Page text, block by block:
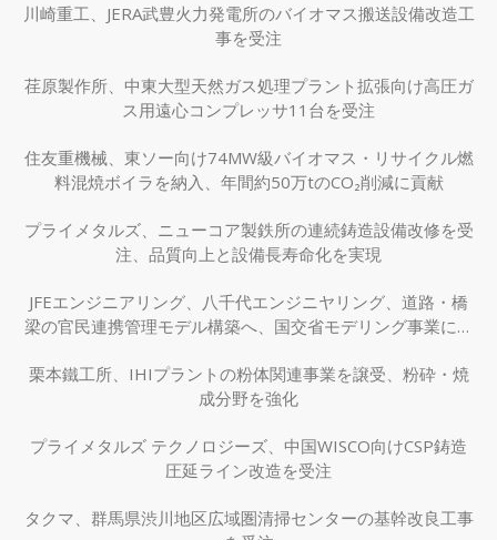
川崎重工、JERA武豊火力発電所のバイオマス搬送設備改造工
事を受注
荏原製作所、中東大型天然ガス処理プラント拡張向け高圧ガ
ス用遠心コンプレッサ11台を受注
住友重機械、東ソー向け74MW級バイオマス・リサイクル燃
料混焼ボイラを納入、年間約50万tのCO₂削減に貢献
プライメタルズ、ニューコア製鉄所の連続鋳造設備改修を受
注、品質向上と設備長寿命化を実現
JFEエンジニアリング、八千代エンジニヤリング、道路・橋
梁の官民連携管理モデル構築へ、国交省モデリング事業に採
栗本鐵工所、IHIプラントの粉体関連事業を譲受、粉砕・焼
成分野を強化
プライメタルズ テクノロジーズ、中国WISCO向けCSP鋳造
圧延ライン改造を受注
タクマ、群馬県渋川地区広域圏清掃センターの基幹改良工事